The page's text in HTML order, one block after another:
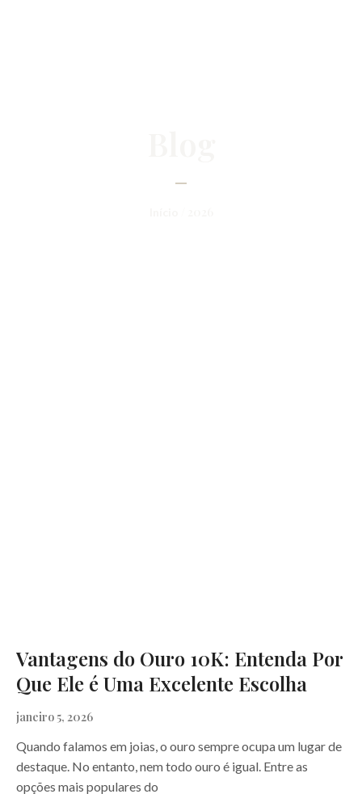
Vantagens do Ouro 10K: Entenda Por
Que Ele é Uma Excelente Escolha
janeiro 5, 2026
Quando falamos em joias, o ouro sempre ocupa um lugar de
destaque. No entanto, nem todo ouro é igual. Entre as
opções mais populares do